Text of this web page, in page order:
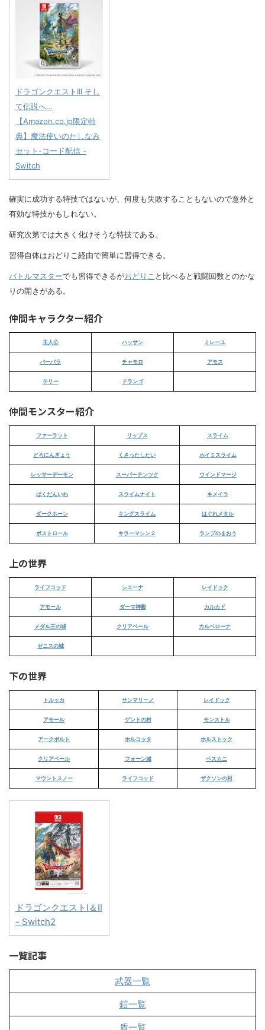
ドラゴンクエストIII そし
て伝説へ…
【Amazon.co.jp限定特
典】魔法使いのたしなみ
セット-コード配信 -
Switch
確実に成功する特技ではないが、何度も失敗することもないので意外と
有効な特技かもしれない。
研究次第では大きく化けそうな特技である。
習得自体はおどりこ経由で簡単に習得できる。
バトルマスターでも習得できるがおどりこ と比べると戦闘回数とのかな
りの開きがある。
仲間キャラクター紹介
主人公 ハッサン ミレーユ
バーバラ チャモロ アモス
テリー ドランゴ
仲間モンスター紹介
ファーラット リップス スライム
どろにんぎょう くさったしたい ホイミスライム
レッサーデーモン スーパーテンツク ウインドマージ
ばくだんいわ スライムナイト キメイラ
ダークホーン キングスライム はぐれメタル
ボストロール キラーマシン２ ランプのまおう
上の世界
ライフコッド シエーナ レイドック
アモール ダーマ神殿 カルカド
メダル王の城 クリアベール カルベローナ
ゼニスの城
下の世界
トルッカ サンマリーノ レイドック
アモール ゲントの村 モンストル
アークボルト ホルコッタ ホルストック
クリアベール フォーン城 ペスカニ
マウントスノー ライフコッド ザクソンの村
ドラゴンクエストI＆II
- Switch2
一覧記事
武器一覧
鎧一覧
盾一覧